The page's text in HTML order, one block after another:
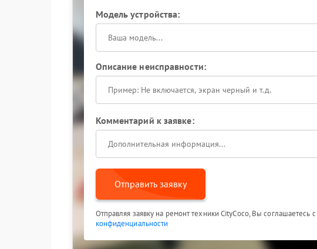
Модель устройства:
Описание неисправности:
Комментарий к заявке:
Отправить заявку
Отправляя заявку на ремонт техники CityCoco, Вы соглашаетесь с
конфиденциальности